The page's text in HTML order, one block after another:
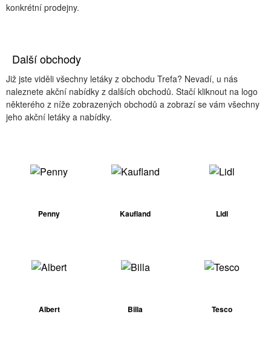
konkrétní prodejny.
Další obchody
Již jste viděli všechny letáky z obchodu Trefa? Nevadí, u nás
naleznete akční nabídky z dalších obchodů. Stačí kliknout na logo
některého z níže zobrazených obchodů a zobrazí se vám všechny
jeho akční letáky a nabídky.
Penny Kaufland Lidl
Albert Billa Tesco